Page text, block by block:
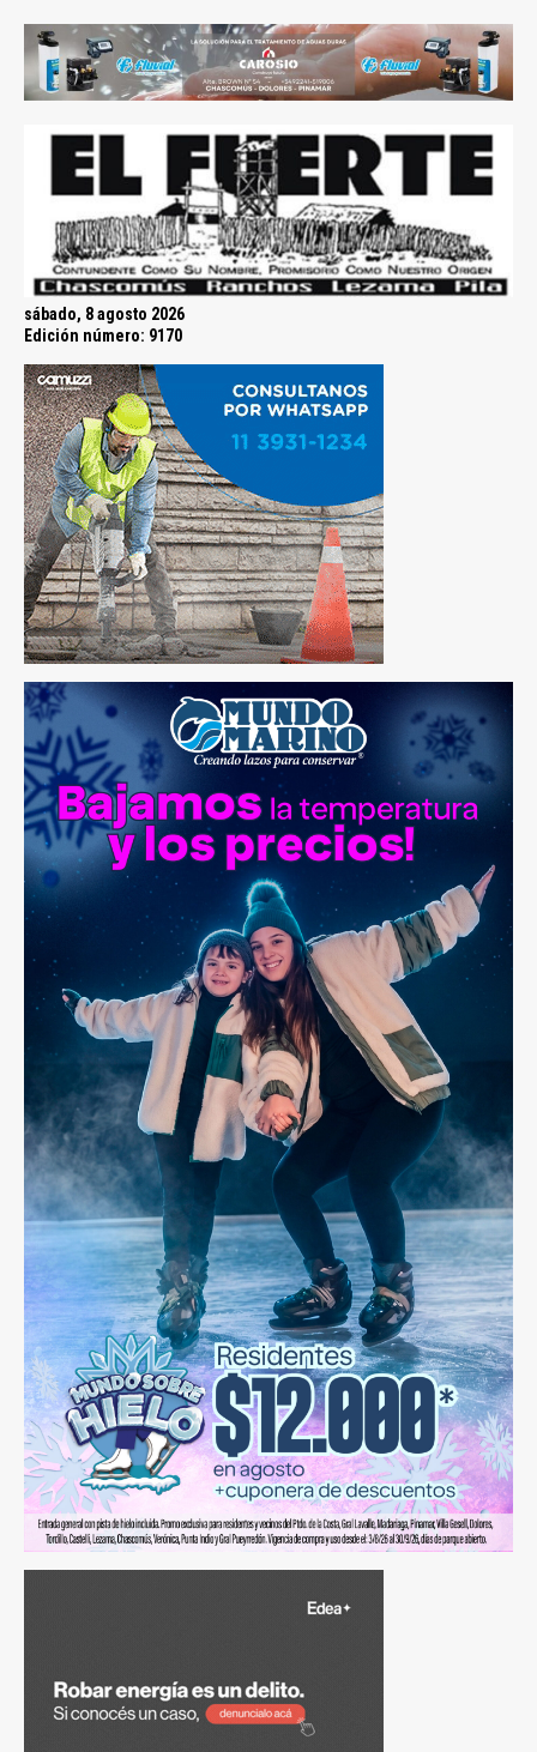
sábado, 8 agosto 2026
Edición número: 9170